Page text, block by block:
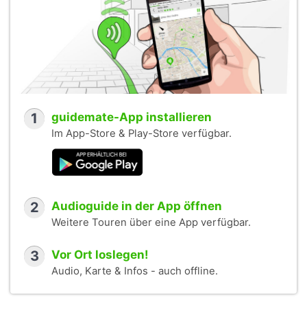
1 guidemate-App installieren
Im App-Store & Play-Store verfügbar.
2 Audioguide in der App öffnen
Weitere Touren über eine App verfügbar.
3 Vor Ort loslegen!
Audio, Karte & Infos - auch offline.